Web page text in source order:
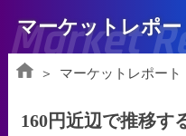
マーケットレポー
Market
マーケットレポート
160円近辺で推移す